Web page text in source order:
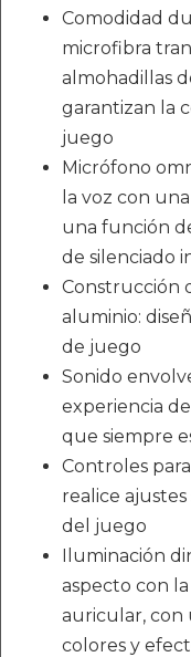
Comodidad
microfibra
almohadillas
garantizan la
juego
Micrófono
la voz con
una función
de silenciado
Construcción
aluminio:
de juego
Sonido
experiencia
que siempre
Controles
realice
del juego
Iluminación
aspecto con
auricular, con
colores y